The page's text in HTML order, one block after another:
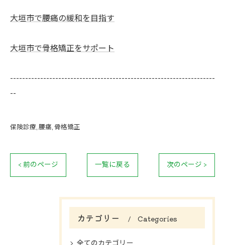
大垣市で腰痛の緩和を目指す
大垣市で骨格矯正をサポート
--------------------------------------------------------------------
--
保険診療 腰痛 骨格矯正
< 前のページ 一覧に戻る 次のページ >
カテゴリー Categories